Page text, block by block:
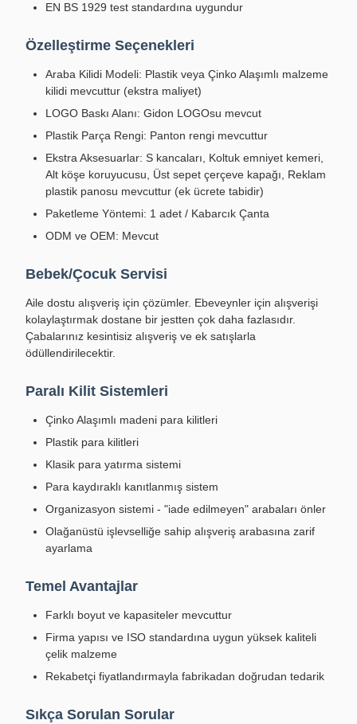
EN BS 1929 test standardına uygundur
Özelleştirme Seçenekleri
Araba Kilidi Modeli: Plastik veya Çinko Alaşımlı malzeme
kilidi mevcuttur (ekstra maliyet)
LOGO Baskı Alanı: Gidon LOGOsu mevcut
Plastik Parça Rengi: Panton rengi mevcuttur
Ekstra Aksesuarlar: S kancaları, Koltuk emniyet kemeri,
Alt köşe koruyucusu, Üst sepet çerçeve kapağı, Reklam
plastik panosu mevcuttur (ek ücrete tabidir)
Paketleme Yöntemi: 1 adet / Kabarcık Çanta
ODM ve OEM: Mevcut
Bebek/Çocuk Servisi
Aile dostu alışveriş için çözümler. Ebeveynler için alışverişi
kolaylaştırmak dostane bir jestten çok daha fazlasıdır.
Çabalarınız kesintisiz alışveriş ve ek satışlarla
ödüllendirilecektir.
Paralı Kilit Sistemleri
Çinko Alaşımlı madeni para kilitleri
Plastik para kilitleri
Klasik para yatırma sistemi
Para kaydıraklı kanıtlanmış sistem
Organizasyon sistemi - "iade edilmeyen" arabaları önler
Olağanüstü işlevselliğe sahip alışveriş arabasına zarif
ayarlama
Temel Avantajlar
Farklı boyut ve kapasiteler mevcuttur
Firma yapısı ve ISO standardına uygun yüksek kaliteli
çelik malzeme
Rekabetçi fiyatlandırmayla fabrikadan doğrudan tedarik
Sıkça Sorulan Sorular